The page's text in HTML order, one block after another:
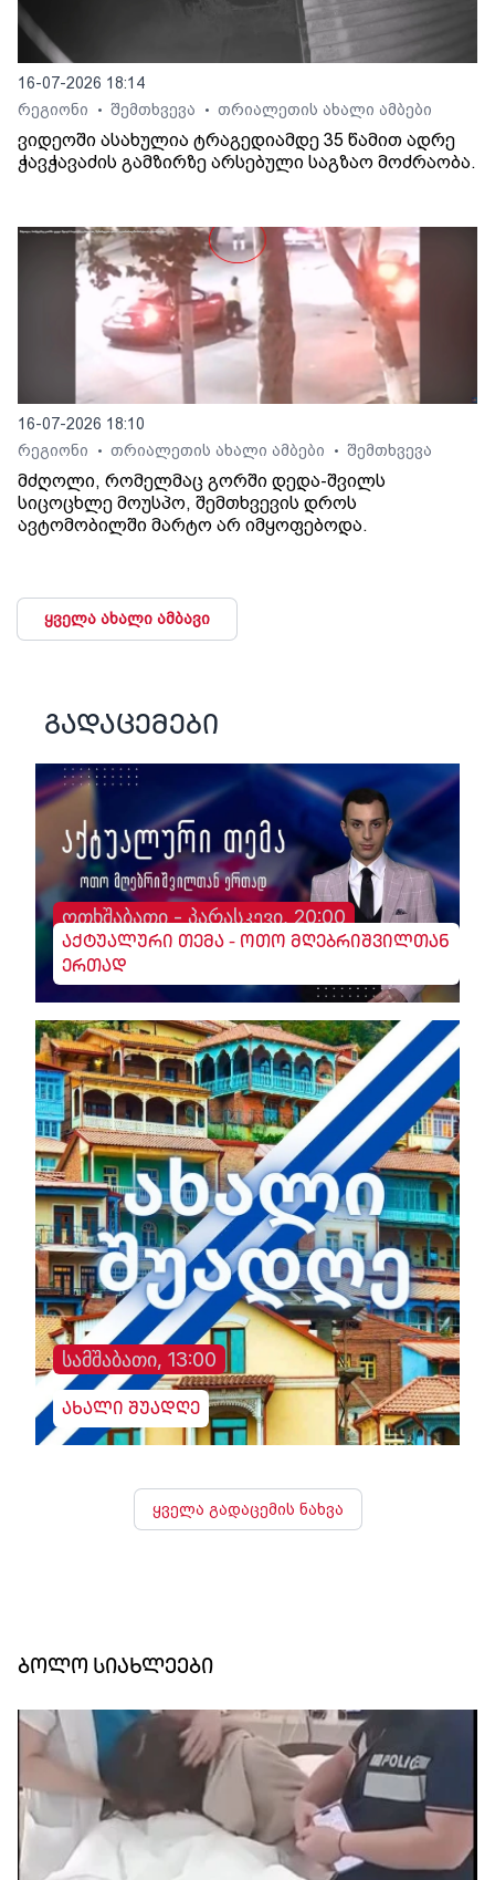
16-07-2026 18:14
რეგიონი
• შემთხვევა • თრიალეთის ახალი ამბები
ვიდეოში ასახულია ტრაგედიამდე 35 წამით ადრე
ჭავჭავაძის გამზირზე არსებული საგზაო მოძრაობა.
16-07-2026 18:10
რეგიონი
• თრიალეთის ახალი ამბები • შემთხვევა
მძღოლი, რომელმაც გორში დედა-შვილს
სიცოცხლე მოუსპო, შემთხვევის დროს
ავტომობილში მარტო არ იმყოფებოდა.
ყველა ახალი ამბავი
გადაცემები
ოთხშაბათი - პარასკევი, 20:00
აქტუალური თემა - ოთო მღებრიშვილთან
ერთად
სამშაბათი, 13:00
ახალი შუადღე
ყველა გადაცემის ნახვა
ბოლო სიახლეები